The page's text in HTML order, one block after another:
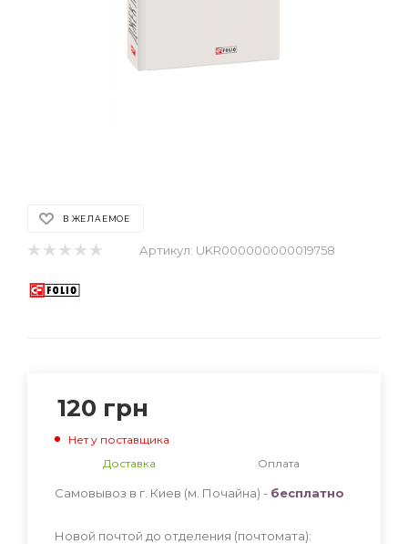
В ЖЕЛАЕМОЕ
Артикул: UKR000000000019758
120 грн
Нет у поставщика
Доставка
Оплата
Самовывоз в г. Киев (м. Почайна) - бесплатно
Новой почтой до отделения (почтомата):